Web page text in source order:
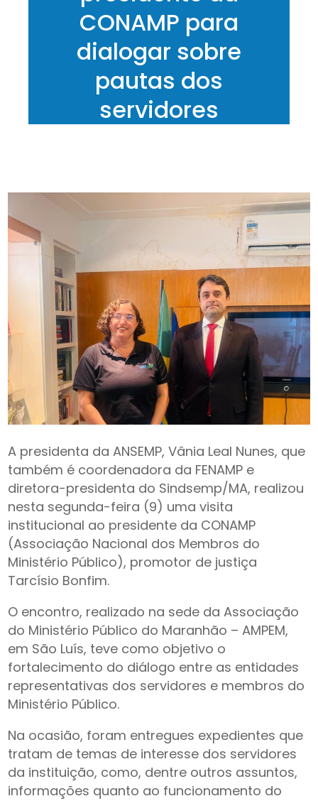
CONAMP para
dialogar sobre
pautas dos
servidores
A presidenta da ANSEMP, Vânia Leal Nunes, que
também é coordenadora da FENAMP e
diretora-presidenta do Sindsemp/MA, realizou
nesta segunda-feira (9) uma visita
institucional ao presidente da CONAMP
(Associação Nacional dos Membros do
Ministério Público), promotor de justiça
Tarcísio Bonfim.
O encontro, realizado na sede da Associação
do Ministério Público do Maranhão – AMPEM,
em São Luís, teve como objetivo o
fortalecimento do diálogo entre as entidades
representativas dos servidores e membros do
Ministério Público.
Na ocasião, foram entregues expedientes que
tratam de temas de interesse dos servidores
da instituição, como, dentre outros assuntos,
informações quanto ao funcionamento do